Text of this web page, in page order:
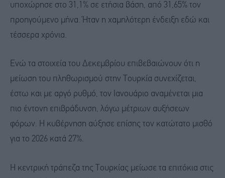
υποχώρησε στο 31,1% σε ετήσια βάση, από 31,65% τον
προηγούμενο μήνα. Ήταν η χαμηλότερη ένδειξη εδώ και
τέσσερα χρόνια.
Ενώ τα στοιχεία του Δεκεμβρίου επιβεβαιώνουν ότι η
μείωση του πληθωρισμού στην Τουρκία συνεχίζεται,
έστω και με αργό ρυθμό, τον Ιανουάριο αναμένεται μια
πιο έντονη επιβράδυνση, λόγω μέτριων αυξήσεων
φόρων. Η κυβέρνηση αύξησε επίσης τον κατώτατο μισθό
για το 2026 κατά 27%.
Η κεντρική τράπεζα της Τουρκίας μείωσε τα επιτόκια στις